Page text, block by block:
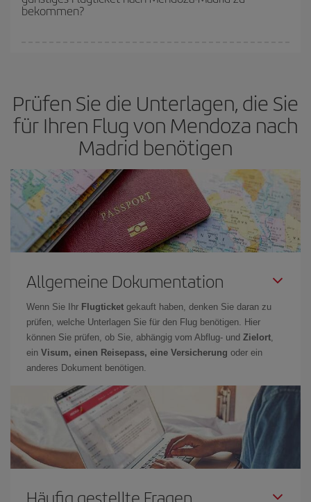
bekommen?
früherSie Ihre Flüge buchen. Wenn Sie außerdem bei der Suche
nach Flügen die Reisedaten und -zeiten ein wenig offen lassen,
können Sie unter
den günstigsten Preisen wählen.
Prüfen Sie die Unterlagen, die Sie
für Ihren Flug von Mendoza nach
Madrid benötigen
Allgemeine Dokumentation
Wenn Sie Ihr Flugticket gekauft haben, denken Sie daran zu
prüfen, welche Unterlagen Sie für den Flug benötigen. Hier
können Sie prüfen, ob Sie, abhängig vom Abflug- und Zielort,
ein Visum, einen Reisepass, eine Versicherung oder ein
anderes Dokument benötigen.
Häufig gestellte Fragen